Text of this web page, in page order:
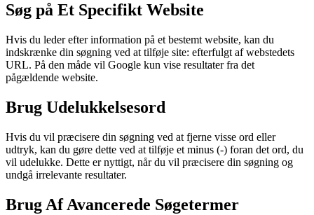
Søg på Et Specifikt Website
Hvis du leder efter information på et bestemt website, kan du
indskrænke din søgning ved at tilføje site: efterfulgt af webstedets
URL. På den måde vil Google kun vise resultater fra det
pågældende website.
Brug Udelukkelsesord
Hvis du vil præcisere din søgning ved at fjerne visse ord eller
udtryk, kan du gøre dette ved at tilføje et minus (-) foran det ord, du
vil udelukke. Dette er nyttigt, når du vil præcisere din søgning og
undgå irrelevante resultater.
Brug Af Avancerede Søgetermer